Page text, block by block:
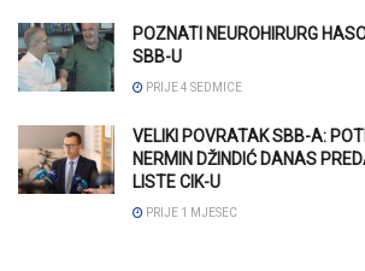
POZNATI NEUROHIRURG
SBB-U
PRIJE 4 SEDMICE
VELIKI POVRATAK SBB-A:
NERMIN DŽINDIĆ DANAS
LISTE CIK-U
PRIJE 1 MJESEC